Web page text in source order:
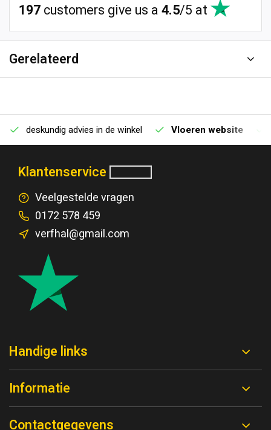
197customers give us a4.5/5 at
Gerelateerd
deskundig advies in de winkel Vloeren website
Klantenservice
Veelgestelde vragen
0172 578 459
verfhal@gmail.com
Handige links
Informatie
Contactgegevens